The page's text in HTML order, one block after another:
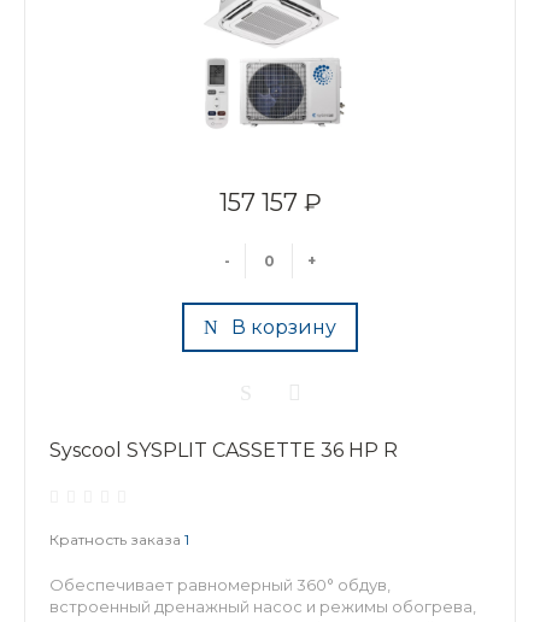
157 157 ₽
- +
В корзину
Syscool SYSPLIT CASSETTE 36 HP R
Кратность заказа 1
Обеспечивает равномерный 360° обдув,
встроенный дренажный насос и режимы обогрева,